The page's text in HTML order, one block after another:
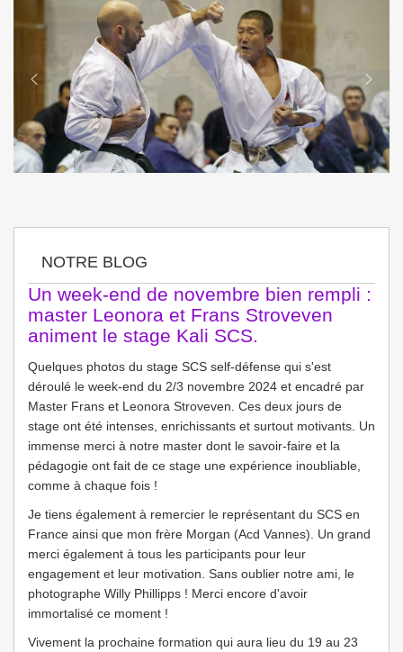
NOTRE BLOG
Un week-end de novembre bien rempli :
master Leonora et Frans Stroveven
animent le stage Kali SCS.
Quelques photos du stage SCS self-défense qui s'est
déroulé le week-end du 2/3 novembre 2024 et encadré par
Master Frans et Leonora Stroveven. Ces deux jours de
stage ont été intenses, enrichissants et surtout motivants. Un
immense merci à notre master dont le savoir-faire et la
pédagogie ont fait de ce stage une expérience inoubliable,
comme à chaque fois !
Je tiens également à remercier le représentant du SCS en
France ainsi que mon frère Morgan (Acd Vannes). Un grand
merci également à tous les participants pour leur
engagement et leur motivation. Sans oublier notre ami, le
photographe Willy Phillipps ! Merci encore d'avoir
immortalisé ce moment !
Vivement la prochaine formation qui aura lieu du 19 au 23